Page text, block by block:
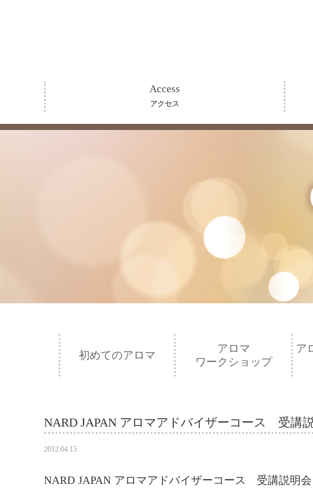
Access
アクセス
初めてのアロマ
アロマ
ワークショップ
ア
NARD JAPAN アロマアドバイザーコース 受講
2012.04.15
NARD JAPAN アロマアドバイザーコース 受講説明会